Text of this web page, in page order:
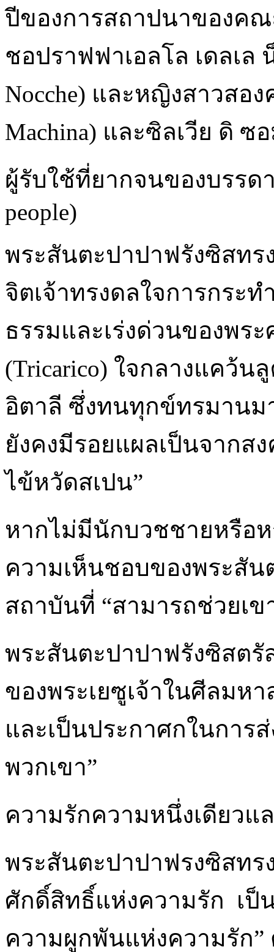
ปีของการสถาปนาของคณ
ชอปราฟฟาเอลโล เดลเล น็
Nocche) และหญิงสาวสอ
Machina) และซิลเวีย ดิ ซ
ผู้รับใช้ที่ยากจนของบรรดา
people)
พระสันตะปาปาฟรังซิสทร
จิตเจ้าทรงดลใจการกระท
ธรรมและเร่งด่วนของพร
(Tricarico) ใจกลางแคว้น
อิตาลี ซึ่งทนทุกข์ทรมานม
ยังคงมีรอยแผลเป็นจากส
ไข้หวัดสเปน”
หากไม่มีนักบวชชายหรือ
ความเห็นชอบของพระสั
สถาบันที่ “สามารถช่วยเ
พระสันตะปาปาฟรังซิสตรั
ของพระเยซูเจ้าในศีลมห
และเป็นประกาศกในการ
พวกเขา”
ความรักความหนึ่งเดียวแล
พระสันตะปาปาฟรงซิสทร
ศักดิ์สิทธิ์แห่งความรัก เป็
ความผูกพันแห่งความรัก”